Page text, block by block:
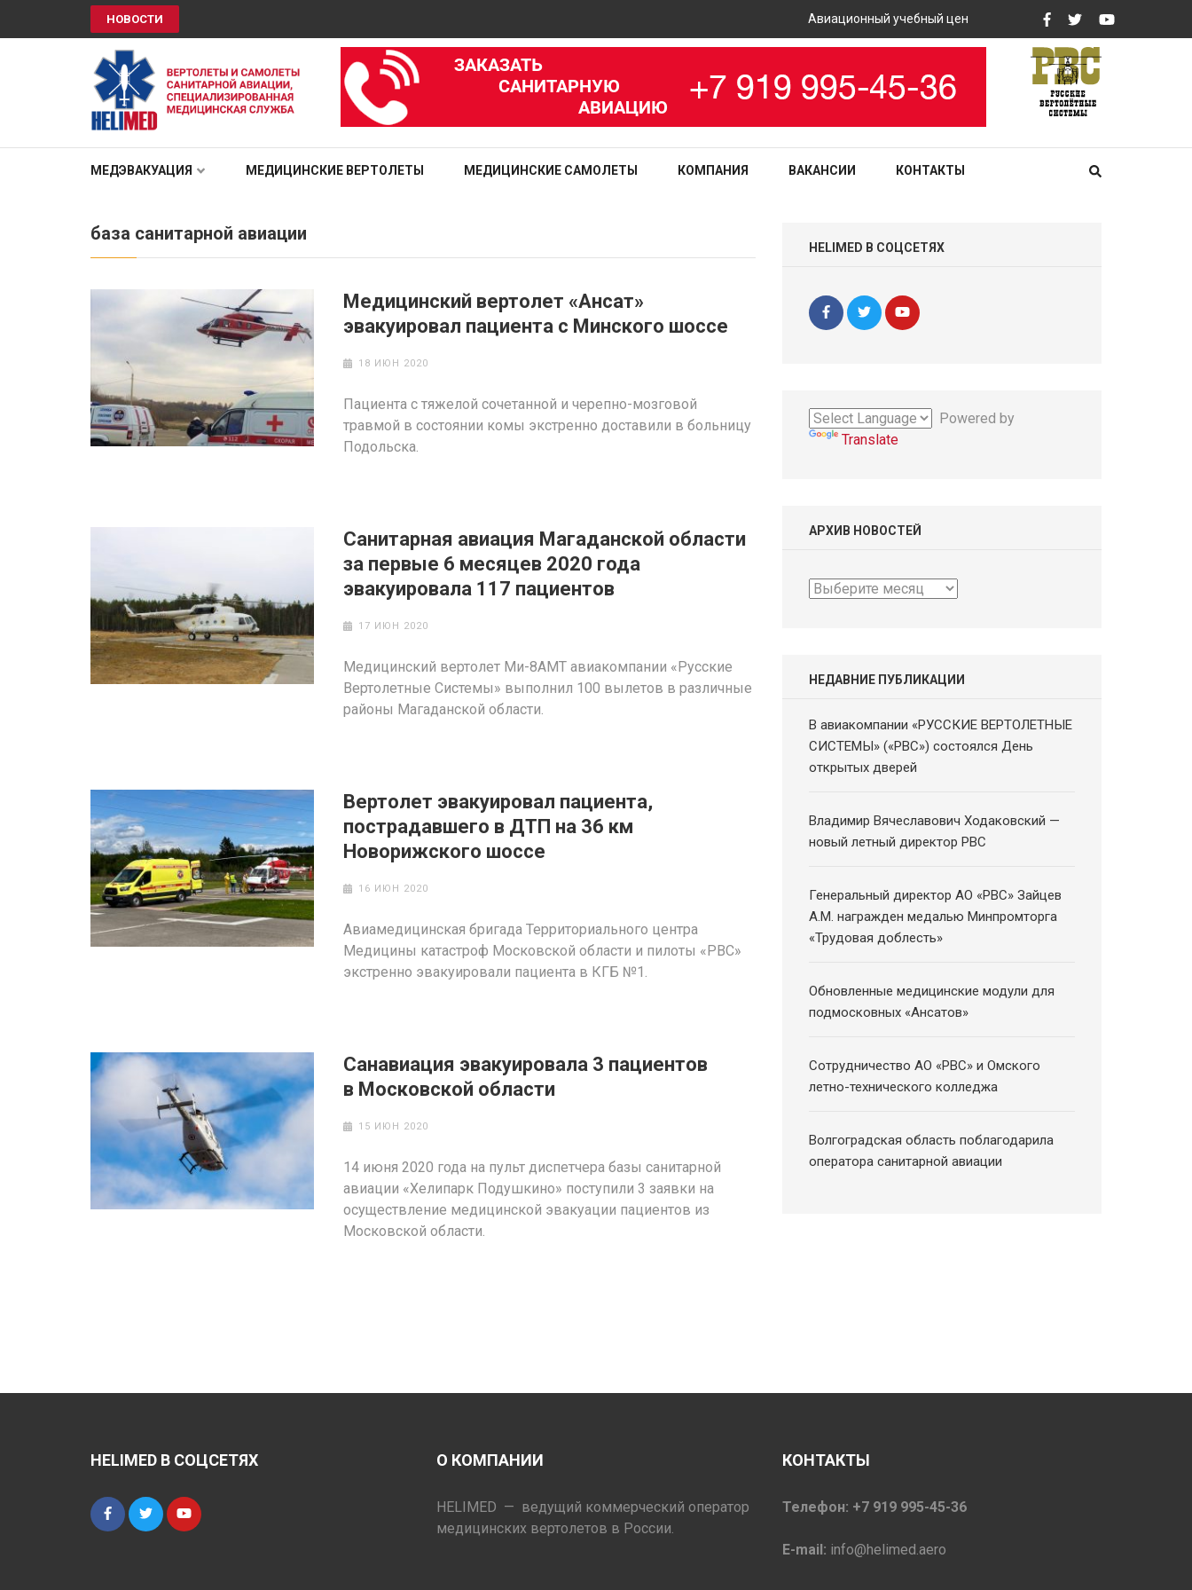
НОВОСТИ Авиационный учебный центр «РВС» закупит вертолетные
HELIMED
МЕДЭВАКУАЦИЯ МЕДИЦИНСКИЕ ВЕРТОЛЕТЫ МЕДИЦИНСКИЕ САМОЛЕТЫ КОМПАНИЯ ВАКАНСИИ КОНТАКТЫ
база санитарной авиации
Медицинский вертолет «Ансат»
эвакуировал пациента с Минского шоссе
18 ИЮН 2020
Пациента с тяжелой сочетанной и черепно-мозговой
травмой в состоянии комы экстренно доставили в больницу
Подольска.
Санитарная авиация Магаданской области
за первые 6 месяцев 2020 года
эвакуировала 117 пациентов
17 ИЮН 2020
Медицинский вертолет Ми-8АМТ авиакомпании «Русские
Вертолетные Системы» выполнил 100 вылетов в различные
районы Магаданской области.
Вертолет эвакуировал пациента,
пострадавшего в ДТП на 36 км
Новорижского шоссе
16 ИЮН 2020
Авиамедицинская бригада Территориального центра
Медицины катастроф Московской области и пилоты «РВС»
экстренно эвакуировали пациента в КГБ №1.
Санавиация эвакуировала 3 пациентов
в Московской области
15 ИЮН 2020
14 июня 2020 года на пульт диспетчера базы санитарной
авиации «Хелипарк Подушкино» поступили 3 заявки на
осуществление медицинской эвакуации пациентов из
Московской области.
HELIMED В СОЦСЕТЯХ
Powered by
Translate
АРХИВ НОВОСТЕЙ
Архив
НЕДАВНИЕ ПУБЛИКАЦИИ
В авиакомпании «РУССКИЕ ВЕРТОЛЕТНЫЕ
СИСТЕМЫ» («РВС») состоялся День
открытых дверей
Владимир Вячеславович Ходаковский —
новый летный директор РВС
Генеральный директор АО «РВС» Зайцев
А.М. награжден медалью Минпромторга
«Трудовая доблесть»
Обновленные медицинские модули для
подмосковных «Ансатов»
Сотрудничество АО «РВС» и Омского
летно-технического колледжа
Волгоградская область поблагодарила
оператора санитарной авиации
HELIMED В СОЦСЕТЯХ О КОМПАНИИ
HELIMED — ведущий коммерческий оператор
медицинских вертолетов в России.
КОНТАКТЫ
Телефон: +7 919 995-45-36
E-mail: info@helimed.aero